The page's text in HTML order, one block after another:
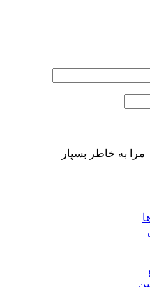
مرا به خاطر بسپار